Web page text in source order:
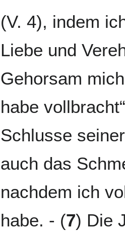
(V. 4), indem
Liebe und
Gehorsam
habe
Schlusse
auch das
nachdem ich
habe. - (7) Die